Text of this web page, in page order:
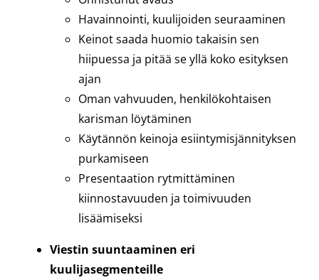
Havainnointi, kuulijoiden seuraaminen
Keinot saada huomio takaisin sen
hiipuessa ja pitää se yllä koko esityksen
ajan
Oman vahvuuden, henkilökohtaisen
karisman löytäminen
Käytännön keinoja esiintymisjännityksen
purkamiseen
Presentaation rytmittäminen
kiinnostavuuden ja toimivuuden
lisäämiseksi
Viestin suuntaaminen eri
kuulijasegmenteille